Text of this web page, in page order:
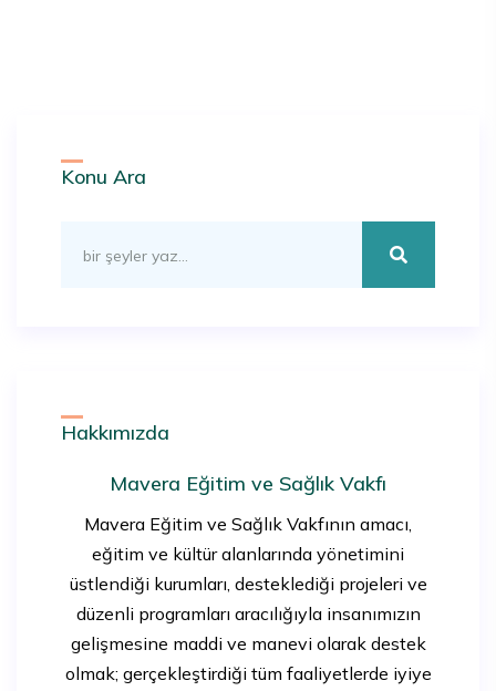
Konu Ara
Hakkımızda
Mavera Eğitim ve Sağlık Vakfı
Mavera Eğitim ve Sağlık Vakfının amacı,
eğitim ve kültür alanlarında yönetimini
üstlendiği kurumları, desteklediği projeleri ve
düzenli programları aracılığıyla insanımızın
gelişmesine maddi ve manevi olarak destek
olmak; gerçekleştirdiği tüm faaliyetlerde iyiye